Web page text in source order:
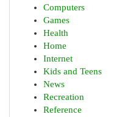
Computers
Games
Health
Home
Internet
Kids and Teens
News
Recreation
Reference